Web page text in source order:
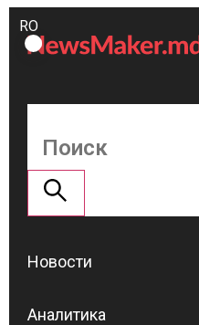
ROMÂNĂ
RU
Поддержать
NM
Новости
Аналитика